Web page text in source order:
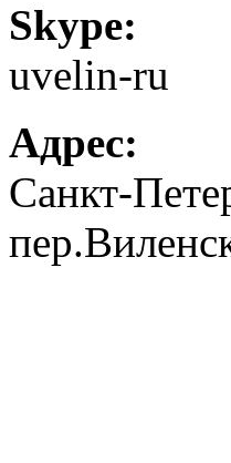
Skype:
uvelin-ru
Адрес:
Санкт-